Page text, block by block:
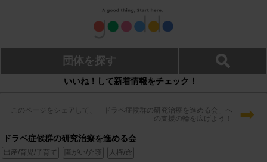
団体を探す
いいね！して新着情報をチェック！
このページをシェアして、「ドラベ症候群の研究治療を進める会」へ
の支援の輪を広げよう！
➡
ドラベ症候群の研究治療を進める会
出産/育児/子育て 障がい/介護 人権/命